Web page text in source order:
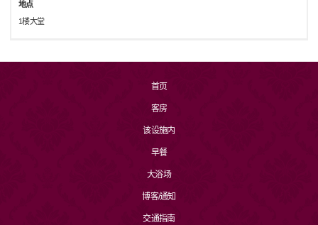
地点
1楼大堂
首页
客房
该设施内
早餐
大浴场
博客/通知
交通指南